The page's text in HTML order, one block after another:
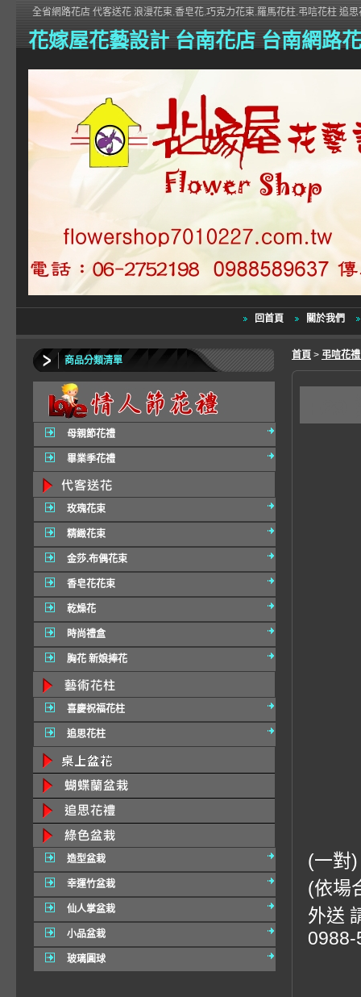
花嫁屋花藝設計 台南花店 台南網路
全省網路花店 代客送花 浪漫花束.香皂花.巧克力花束.羅馬花柱.弔唁花柱 追
回首頁 關於我們
商品分類清單
母親節花禮
畢業季花禮
玫瑰花束
精緻花束
金莎.布偶花束
香皂花花束
乾燥花
時尚禮盒
胸花 新娘捧花
喜慶祝福花柱
追思花柱
造型盆栽
幸運竹盆栽
仙人掌盆栽
小品盆栽
玻璃圓球
首頁 > 弔唁花
(一對
(依場
外送